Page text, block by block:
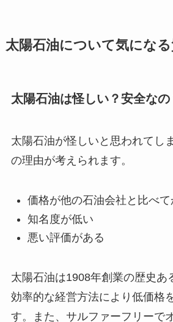
太陽石油について気になる
太陽石油は怪しい？安全なの
太陽石油が怪しいと思われてし
の理由が考えられます。
価格が他の石油会社と比べ
知名度が低い
悪い評価がある
太陽石油は1908年創業の歴史あ
効率的な経営方法により低価格
す。また、サルファーフリーで